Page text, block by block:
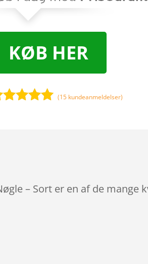
KØB HER
(15 kundeanmeldelser)
– Sort er en af de mange